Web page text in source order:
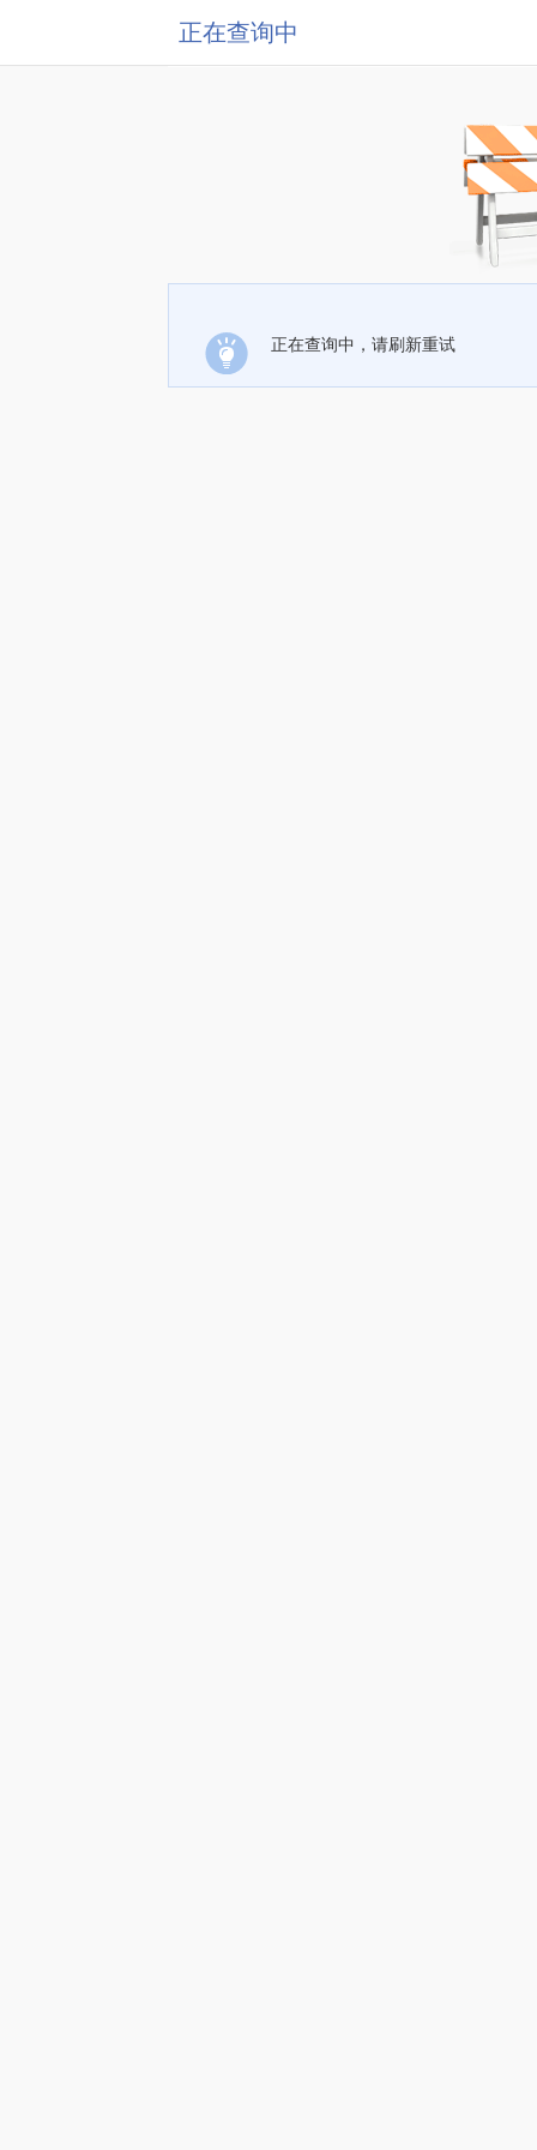
正在查询中
正在查询中，请刷新重试